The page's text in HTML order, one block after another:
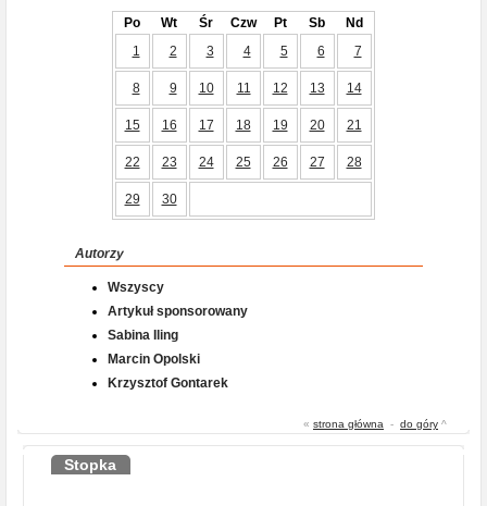
Po Wt Śr Czw Pt Sb
Nd
1
2 3 4 5 6 7
8 9 10 11 12 13 14
15 16 17 18 19 20 21
22 23 24 25 26 27 28
29 30
Autorzy
Wszyscy
Artykuł sponsorowany
Sabina Iling
Marcin Opolski
Krzysztof Gontarek
« strona główna - do góry ^
Stopka